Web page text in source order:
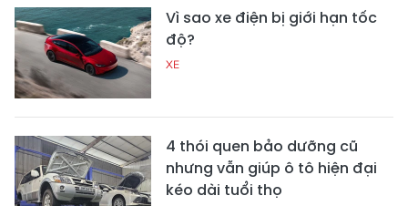
Vì sao xe điện bị giới hạn tốc
độ?
XE
4 thói quen bảo dưỡng cũ
nhưng vẫn giúp ô tô hiện đại
kéo dài tuổi thọ